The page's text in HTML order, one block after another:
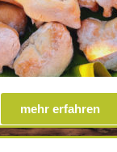
mehr erfahren